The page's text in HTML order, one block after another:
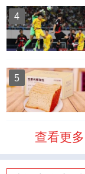
4
5
查看更多